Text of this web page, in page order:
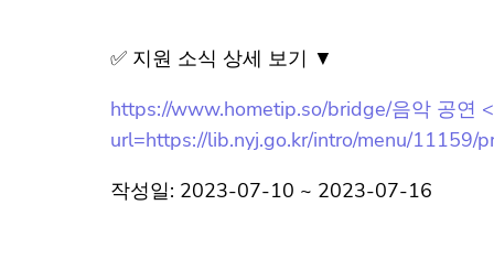
✅ 지원 소식 상세 보기 ▼
https://www.hometip.so/bridge/음악 공연
url=https://lib.nyj.go.kr/intro/menu/
작성일: 2023-07-10 ~ 2023-07-16